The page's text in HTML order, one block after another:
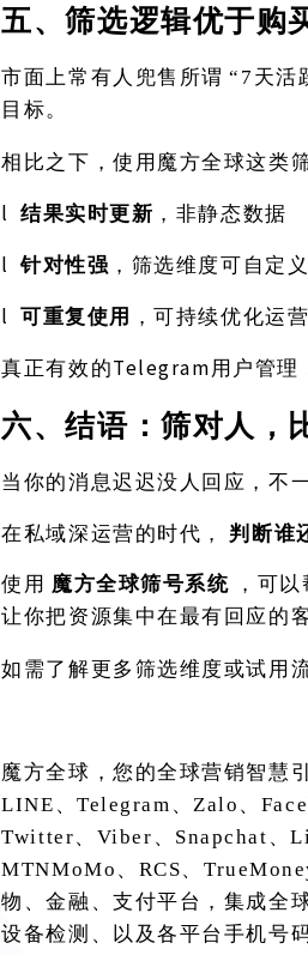
五、筛选逻辑优于购
市面上常有人兜售所谓 “7天活
目标。
相比之下，使用魔方全球这类
l 结果实时更新 ，非静态数据
l 针对性强 ，筛选维度可自定义
l 可重复使用 ，可持续优化运
真正有效的Telegram用户管
六、结语：筛对人，
当你的消息迟迟没人回应，不
在私域深运营的时代， 判断谁
使用 魔方全球筛号系统 ，可
让你把资源集中在最有回应的
如需了解更多筛选维度或试用
魔方全球，您的全球营销智慧
LINE、Telegram、Zalo、
Twitter、Viber、Snapchat、
MTNMoMo、RCS、
物、金融、支付平台，集成全
设备检测、以及各平台手机号